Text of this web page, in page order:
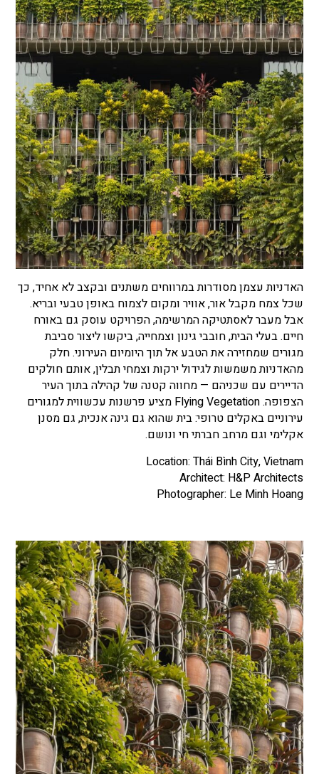
האדניות עצמן מסודרות במרווחים משתנים ובקצב לא אחיד, כך
שכל צמח מקבל אור, אוויר ומקום לצמוח באופן טבעי ובריא.
אבל מעבר לאסתטיקה המרשימה, הפרויקט עוסק גם באורח
חיים. בעלי הבית, חובבי גינון וצמחייה, ביקשו ליצור סביבת
מגורים שמחזירה את הטבע אל תוך היומיום העירוני. חלק
מהאדניות משמשות לגידול ירקות וצמחי תבלין, אותם חולקים
הדיירים עם שכניהם — מחווה קטנה של קהילה בתוך העיר
הצפופה. Flying Vegetation מציע פרשנות עכשווית למגורים
עירוניים באקלים טרופי: בית שהוא גם גינה אנכית, גם מסנן
אקלימי וגם מרחב חברתי חי ונושם.
Location: Thái Bình City, Vietnam
Architect: H&P Architects
Photographer: Le Minh Hoang